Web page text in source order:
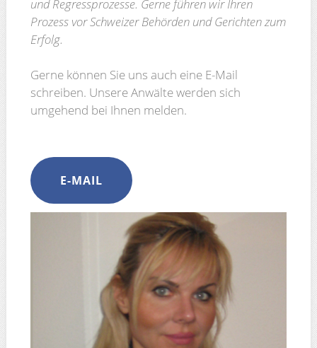
und Regressprozesse. Gerne führen wir Ihren
Prozess vor Schweizer Behörden und Gerichten zum
Erfolg.
Gerne können Sie uns auch eine E-Mail
schreiben. Unsere Anwälte werden sich
umgehend bei Ihnen melden.
E-MAIL